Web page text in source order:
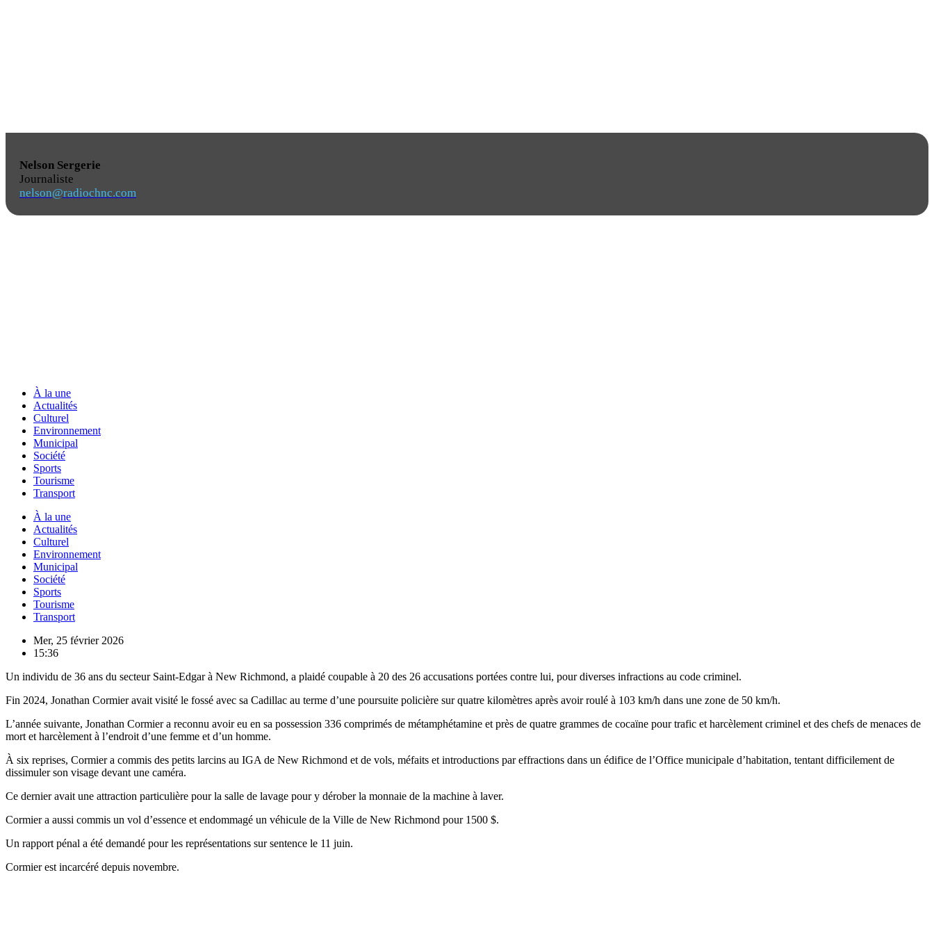
Nelson Sergerie
Journaliste
nelson@radiochnc.com
À la une
Actualités
Culturel
Environnement
Municipal
Société
Sports
Tourisme
Transport
À la une
Actualités
Culturel
Environnement
Municipal
Société
Sports
Tourisme
Transport
Mer, 25 février 2026
15:36
Un individu de 36 ans du secteur Saint-Edgar à New Richmond, a plaidé coupable à 20 des 26 accusations portées contre lui, pour diverses infractions au code criminel.
Fin 2024, Jonathan Cormier avait visité le fossé avec sa Cadillac au terme d’une poursuite policière sur quatre kilomètres après avoir roulé à 103 km/h dans une zone de 50 km/h.
L’année suivante, Jonathan Cormier a reconnu avoir eu en sa possession 336 comprimés de métamphétamine et près de quatre grammes de cocaïne pour trafic et harcèlement criminel et des chefs de menaces de
mort et harcèlement à l’endroit d’une femme et d’un homme.
À six reprises, Cormier a commis des petits larcins au IGA de New Richmond et de vols, méfaits et introductions par effractions dans un édifice de l’Office municipale d’habitation, tentant difficilement de
dissimuler son visage devant une caméra.
Ce dernier avait une attraction particulière pour la salle de lavage pour y dérober la monnaie de la machine à laver.
Cormier a aussi commis un vol d’essence et endommagé un véhicule de la Ville de New Richmond pour 1500 $.
Un rapport pénal a été demandé pour les représentations sur sentence le 11 juin.
Cormier est incarcéré depuis novembre.